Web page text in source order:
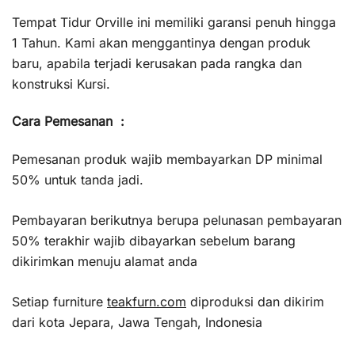
Tempat Tidur Orville ini memiliki garansi penuh hingga
1 Tahun. Kami akan menggantinya dengan produk
baru, apabila terjadi kerusakan pada rangka dan
konstruksi Kursi.
Cara Pemesanan :
Pemesanan produk wajib membayarkan DP minimal
50% untuk tanda jadi.
Pembayaran berikutnya berupa pelunasan pembayaran
50% terakhir wajib dibayarkan sebelum barang
dikirimkan menuju alamat anda
Setiap furniture teakfurn.com diproduksi dan dikirim
dari kota Jepara, Jawa Tengah, Indonesia